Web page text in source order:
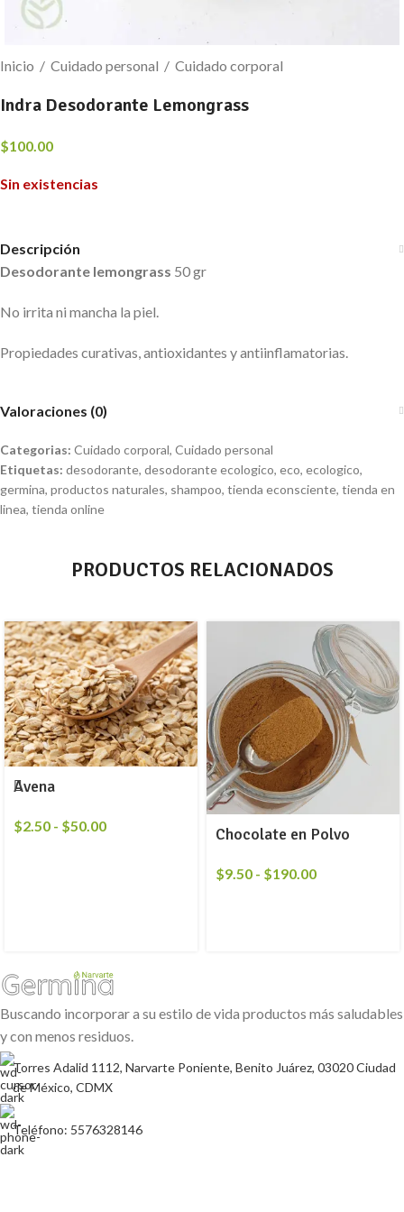
Inicio / Cuidado personal / Cuidado corporal
Indra Desodorante Lemongrass
$100.00
Sin existencias
Descripción
Desodorante lemongrass 50 gr
No irrita ni mancha la piel.
Propiedades curativas, antioxidantes y antiinflamatorias.
Valoraciones (0)
Categorias: Cuidado corporal, Cuidado personal
Etiquetas: desodorante, desodorante ecologico, eco, ecologico,
germina, productos naturales, shampoo, tienda econsciente, tienda en
linea, tienda online
PRODUCTOS RELACIONADOS
Avena
$2.50 - $50.00 Chocolate en Polvo
$9.50 - $190.00
Buscando incorporar a su estilo de vida productos más saludables
y con menos residuos.
Torres Adalid 1112, Narvarte Poniente, Benito Juárez, 03020 Ciudad
de México, CDMX
Teléfono: 5576328146